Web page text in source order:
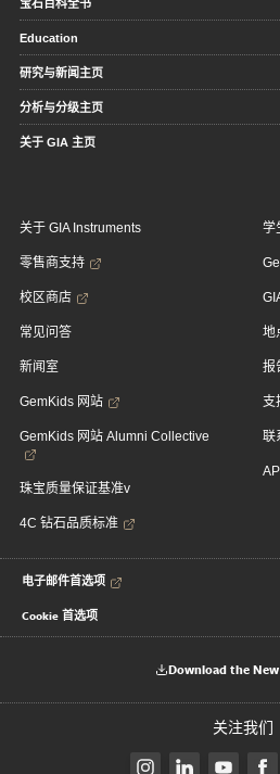
宝石百科全书
Education
研究与新闻主页
分析与分级主页
关于 GIA 主页
关于 GIA Instruments
零售商支持
校区商店
常见问答
新闻室
GemKids 网站
GemKids 网站 Alumni Collective
珠宝质量保证基准v
4C 钻石品质标准
学
地
报
支
联
电子邮件首选项
Cookie 首选项
Download the
关注我们